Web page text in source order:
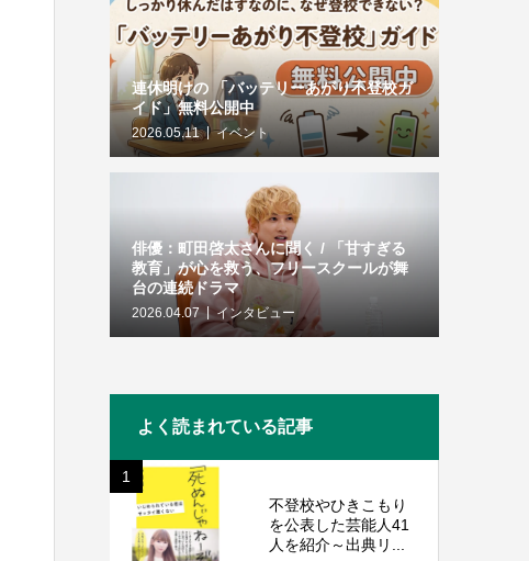
連休明けの 「バッテリーあがり不登校ガ
イド」無料公開中
2026.05.11 イベント
俳優：町田啓太さんに聞く / 「甘すぎる
教育」が心を救う、フリースクールが舞
台の連続ドラマ
2026.04.07 インタビュー
よく読まれている記事
1
不登校やひきこもり
を公表した芸能人41
人を紹介～出典リ...